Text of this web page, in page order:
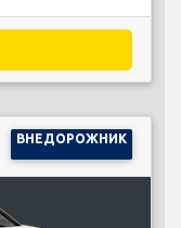
ВНЕДОРОЖНИК